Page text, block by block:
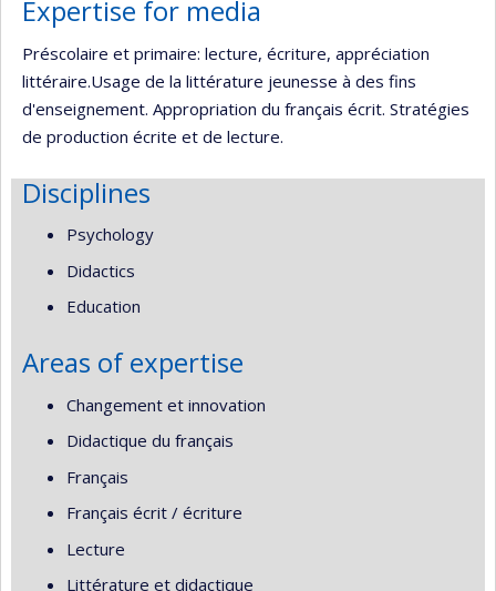
Expertise for media
Préscolaire et primaire: lecture, écriture, appréciation
littéraire.Usage de la littérature jeunesse à des fins
d'enseignement. Appropriation du français écrit. Stratégies
de production écrite et de lecture.
Disciplines
Psychology
Didactics
Education
Areas of expertise
Changement et innovation
Didactique du français
Français
Français écrit / écriture
Lecture
Littérature et didactique